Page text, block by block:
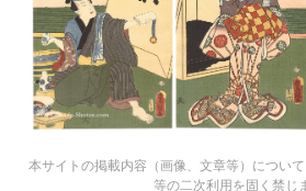
本サイトの掲載内容（画像、文章等）につい
等の二次利用を固く禁じ